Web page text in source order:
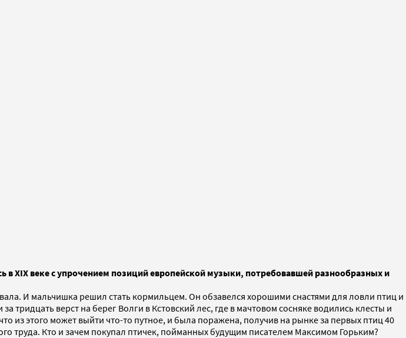
XIX веке с упрочением позиций европейской музыки, потребовавшей разнообразных и
И мальчишка решил стать кормильцем. Он обзавелся хорошими снастями для ловли птиц и
верст на берег Волги в Кстовский лес, где в мачтовом сосняке водились клесты и
этого может выйти что-то путное, и была поражена, получив на рынке за первых птиц 40
труда. Кто и зачем покупал птичек, пойманных будущим писателем Максимом Горьким?